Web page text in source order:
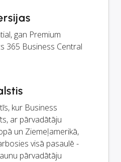
gan Premium
365 Business Central
kur Business
ar pārvadātāju
un Ziemeļamerikā,
visā pasaulē -
pārvadātāju